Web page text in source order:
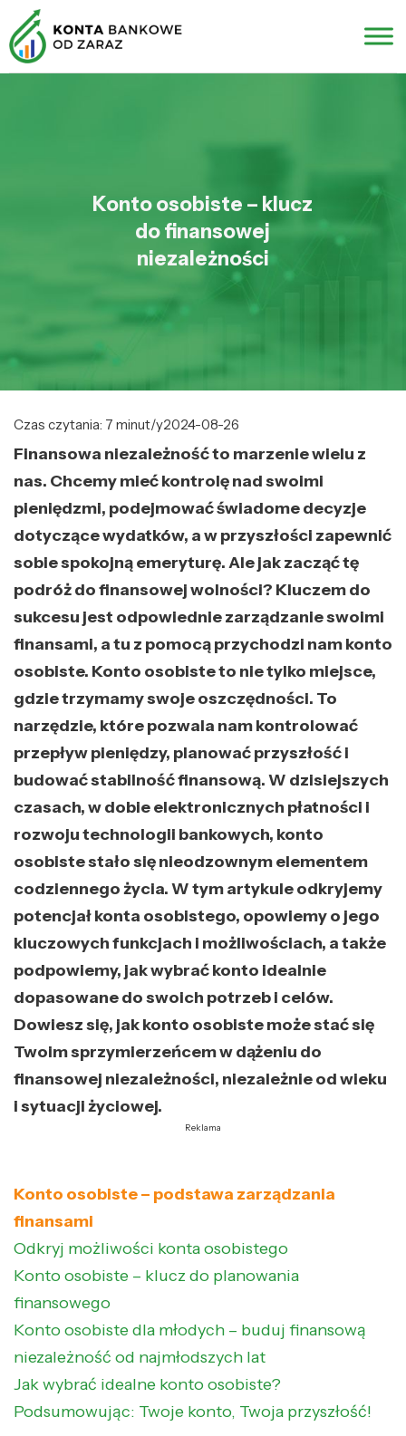
Konto osobiste – klucz
do finansowej
niezależności
Czas czytania: 7 minut/y2024-08-26
Finansowa niezależność to marzenie wielu z
nas. Chcemy mieć kontrolę nad swoimi
pieniędzmi, podejmować świadome decyzje
dotyczące wydatków, a w przyszłości zapewnić
sobie spokojną emeryturę. Ale jak zacząć tę
podróż do finansowej wolności? Kluczem do
sukcesu jest odpowiednie zarządzanie swoimi
finansami, a tu z pomocą przychodzi nam konto
osobiste. Konto osobiste to nie tylko miejsce,
gdzie trzymamy swoje oszczędności. To
narzędzie, które pozwala nam kontrolować
przepływ pieniędzy, planować przyszłość i
budować stabilność finansową. W dzisiejszych
czasach, w dobie elektronicznych płatności i
rozwoju technologii bankowych, konto
osobiste stało się nieodzownym elementem
codziennego życia. W tym artykule odkryjemy
potencjał konta osobistego, opowiemy o jego
kluczowych funkcjach i możliwościach, a także
podpowiemy, jak wybrać konto idealnie
dopasowane do swoich potrzeb i celów.
Dowiesz się, jak konto osobiste może stać się
Twoim sprzymierzeńcem w dążeniu do
finansowej niezależności, niezależnie od wieku
i sytuacji życiowej.
Reklama
Konto osobiste – podstawa zarządzania
finansami
Odkryj możliwości konta osobistego
Konto osobiste – klucz do planowania
finansowego
Konto osobiste dla młodych – buduj finansową
niezależność od najmłodszych lat
Jak wybrać idealne konto osobiste?
Podsumowując: Twoje konto, Twoja przyszłość!